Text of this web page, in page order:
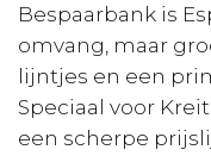
Bespaarbank is
omvang, maar
lijntjes en een
Speciaal voor
een scherpe